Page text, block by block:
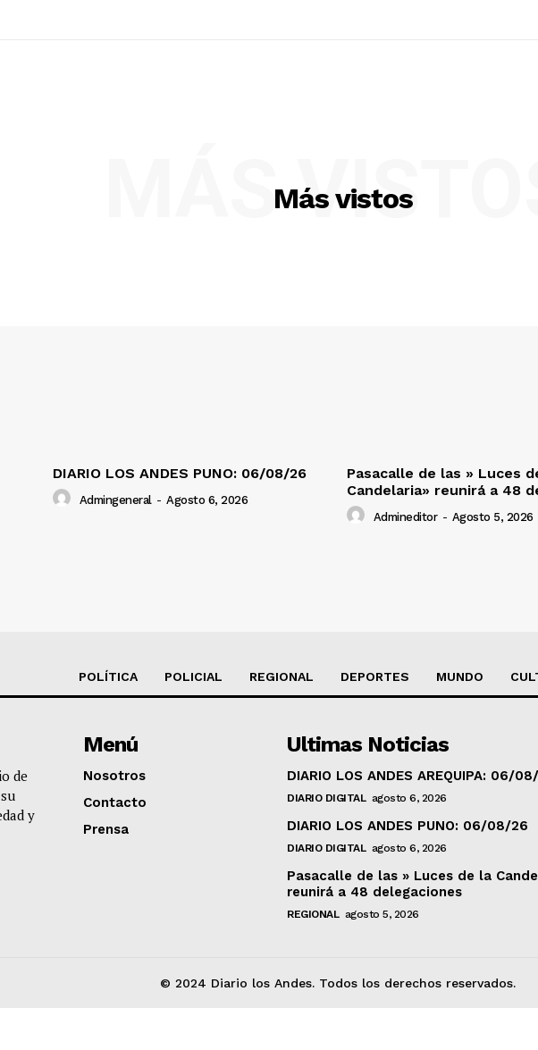
Más vistos
MÁS
DIARIO LOS ANDES PUNO: 06/08/26
Admingeneral - Agosto 6, 2026
Pasacalle de las » Luces
Candelaria» reunirá a 48
Admineditor - Agosto 5, 2026
POLÍTICA POLICIAL REGIONAL DEPORTES MUNDO
de
y
Menú
Nosotros
Contacto
Prensa
Ultimas Noticias
DIARIO LOS ANDES AREQUIPA: 06/
DIARIO DIGITAL agosto 6, 2026
DIARIO LOS ANDES PUNO: 06/08/26
DIARIO DIGITAL agosto 6, 2026
Pasacalle de las » Luces de la
reunirá a 48 delegaciones
REGIONAL agosto 5, 2026
© 2024 Diario los Andes. Todos los derechos reservados.